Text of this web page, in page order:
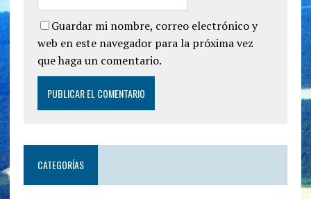
Guardar mi nombre, correo electrónico y
web en este navegador para la próxima vez
que haga un comentario.
CATEGORÍAS